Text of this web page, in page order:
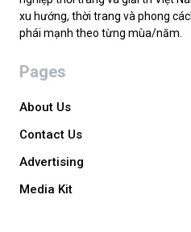
xu hướng, thời trang và phong
phái mạnh theo từng mùa/năm.
Pages
About Us
Contact Us
Advertising
Media Kit